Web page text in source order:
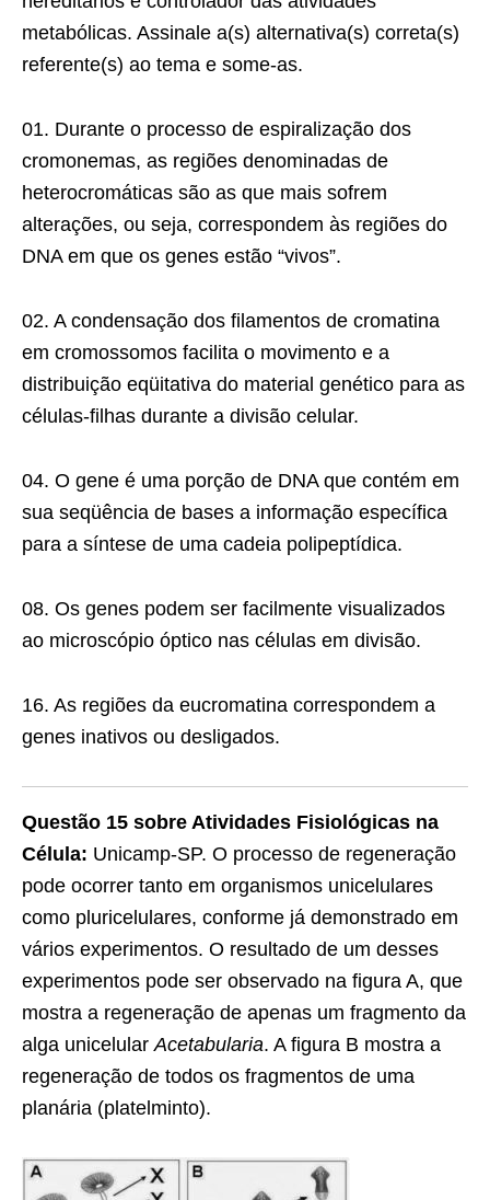
metabólicas. Assinale a(s) alternativa(s) correta(s)
referente(s) ao tema e some-as.
01. Durante o processo de espiralização dos
cromone­mas, as regiões denominadas de
heterocromáticas são as que mais sofrem
alterações, ou seja, correspondem às regiões do
DNA em que os genes estão “vivos”.
02. A condensação dos filamentos de cromatina
em cromossomos facilita o movimento e a
distribuição eqüitativa do material genético para as
células-filhas durante a divisão celular.
04. O gene é uma porção de DNA que contém em
sua seqüência de bases a informação específica
para a síntese de uma cadeia polipeptídica.
08. Os genes podem ser facilmente visualizados
ao microscópio óptico nas células em divisão.
16. As regiões da eucromatina correspondem a
genes inativos ou desligados.
Questão 15 sobre Atividades Fisiológicas na
Célula: Unicamp-SP. O processo de regeneração
pode ocorrer tanto em organismos unicelulares
como pluricelulares, conforme já demonstrado em
vários experimentos. O resultado de um desses
experimentos pode ser observado na figura A, que
mostra a regeneração de apenas um fragmento da
alga unicelularAcetabularia. A figura B mostra a
regeneração de todos os fragmentos de uma
planária (platelminto).